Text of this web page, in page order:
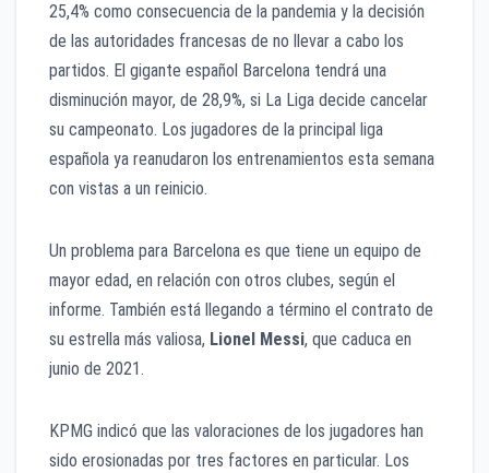
25,4% como consecuencia de la pandemia y la decisión
de las autoridades francesas de no llevar a cabo los
partidos. El gigante español Barcelona tendrá una
disminución mayor, de 28,9%, si La Liga decide cancelar
su campeonato. Los jugadores de la principal liga
española ya reanudaron los entrenamientos esta semana
con vistas a un reinicio.
Un problema para Barcelona es que tiene un equipo de
mayor edad, en relación con otros clubes, según el
informe. También está llegando a término el contrato de
su estrella más valiosa, Lionel Messi, que caduca en
junio de 2021.
KPMG indicó que las valoraciones de los jugadores han
sido erosionadas por tres factores en particular. Los